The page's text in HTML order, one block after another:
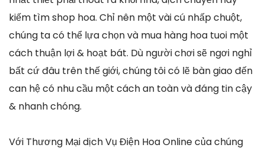
kiếm tìm shop hoa. Chỉ nên một vài cú nhấp chuột,
chúng ta có thể lựa chọn và mua hàng hoa tuoi một
cách thuận lợi & hoạt bát. Dù người chơi sẽ ngơi nghỉ
bất cứ đâu trên thế giới, chúng tôi có lẽ bàn giao đến
can hệ có nhu cầu một cách an toàn và đáng tin cậy
& nhanh chóng.
Với Thương Mại dịch Vụ Điện Hoa Online của chúng